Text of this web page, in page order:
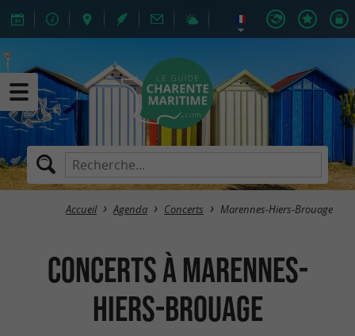
Accueil Agenda Concerts Marennes-Hiers-Brouage
Concerts à Marennes-
Hiers-Brouage